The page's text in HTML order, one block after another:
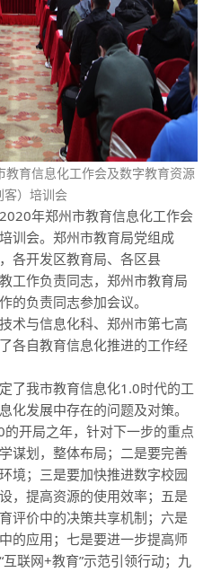
育信息化工作会及数字教育资源
客）培训会
年郑州市教育信息化工作会
训会。郑州市教育局党组成
各开发区教育局、各区县
工作负责同志，郑州市教育局
的负责同志参加会议。
与信息化科、郑州市第七高
各自教育信息化推进的工作经
我市教育信息化1.0时代的工
化发展中存在的问题及对策。
开局之年，针对下一步的重点
谋划，整体布局；二是要完善
境；三是要加快推进数字校园
，提高资源的使用效率；五是
评价中的决策共享机制；六是
的应用；七是要进一步提高师
互联网+教育”示范引领行动；九